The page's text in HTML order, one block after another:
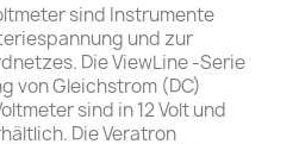
sind Instrumente
und zur
Die ViewLine -Serie
von Gleichstrom (DC)
sind in 12 Volt und
Die Veratron